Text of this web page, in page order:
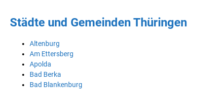
Städte und Gemeinden Thüringen
Altenburg
Am Ettersberg
Apolda
Bad Berka
Bad Blankenburg